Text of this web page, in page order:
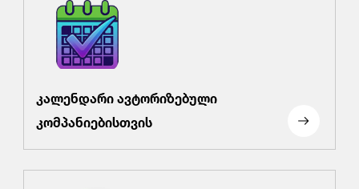
კალენდარი ავტორიზებული
კომპანიებისთვის